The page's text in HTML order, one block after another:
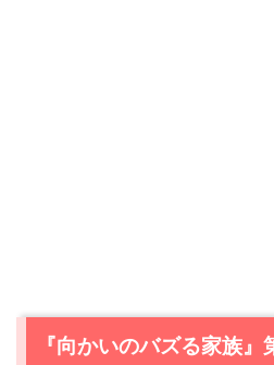
『向かいのバズる家族